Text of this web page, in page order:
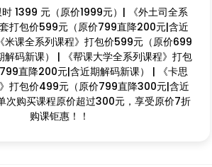
❅ ❅
❅
❅
闽ICP备2022077749号
1399 元（原价1999元）| 《外土司全系
打包价599元（原价799直降200元|含近
米课全系列课程》打包价599元（原价699
解码新课） | 《帮课大学全系列课程》打
799直降200元|含近期解码新课） | 《卡
》打包价499元（原价799直降300元|含
单次购买课程原价超过300元，享受原价7
折购课钜惠！！